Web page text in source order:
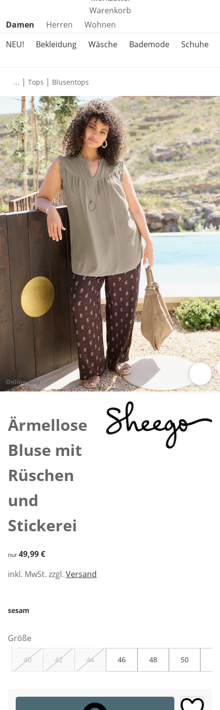
Warenkorb
Produktkategorien überspringen
Damen Herren
Wohnen
NEU!
Bekleidung Wäsche Bademode Schuhe
... | Tops | Blusentops
Online only
Ärmellose
Bluse mit
Rüschen
und
Stickerei
49,99 €
nur49,99 €
inkl. MwSt. zzgl. Versand
sesam
Größe
40 42 44 46 48 50